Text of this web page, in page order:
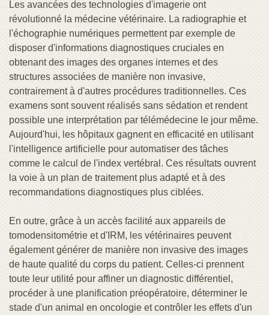
Les avancées des technologies d'imagerie ont
révolutionné la médecine vétérinaire. La radiographie et
l'échographie numériques permettent par exemple de
disposer d'informations diagnostiques cruciales en
obtenant des images des organes internes et des
structures associées de manière non invasive,
contrairement à d'autres procédures traditionnelles. Ces
examens sont souvent réalisés sans sédation et rendent
possible une interprétation par télémédecine le jour même.
Aujourd'hui, les hôpitaux gagnent en efficacité en utilisant
l'intelligence artificielle pour automatiser des tâches
comme le calcul de l'index vertébral. Ces résultats ouvrent
la voie à un plan de traitement plus adapté et à des
recommandations diagnostiques plus ciblées.
En outre, grâce à un accès facilité aux appareils de
tomodensitométrie et d'IRM, les vétérinaires peuvent
également générer de manière non invasive des images
de haute qualité du corps du patient. Celles-ci prennent
toute leur utilité pour affiner un diagnostic différentiel,
procéder à une planification préopératoire, déterminer le
stade d'un animal en oncologie et contrôler les effets d'un